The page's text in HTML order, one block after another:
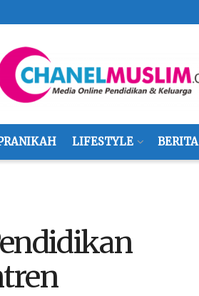
LIFESTYLE BERITA